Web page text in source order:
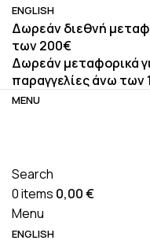
ENGLISH
Δωρεάν διεθνή
των 200€
Δωρεάν μεταφορικά
παραγγελίες άνω των
MENU
Search
0items 0,00€
Menu
ENGLISH